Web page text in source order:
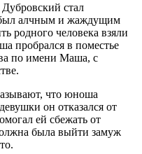
стал
был алчным и жаждущим
родного человека взяли
пробрался в поместье
по имени Маша, с
что юноша
он отказался от
ей сбежать от
была выйти замуж